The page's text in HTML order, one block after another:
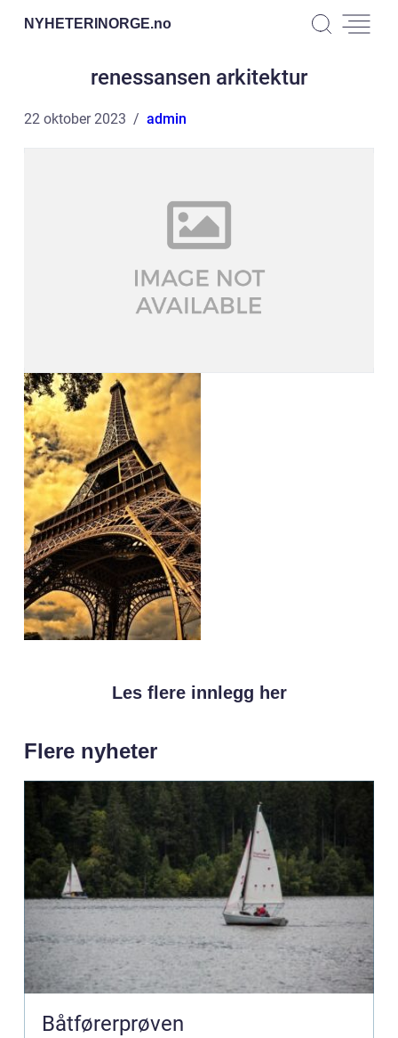
NYHETERINORGE.no
renessansen arkitektur
22 oktober 2023 admin
Les flere innlegg her
Flere nyheter
Båtførerprøven